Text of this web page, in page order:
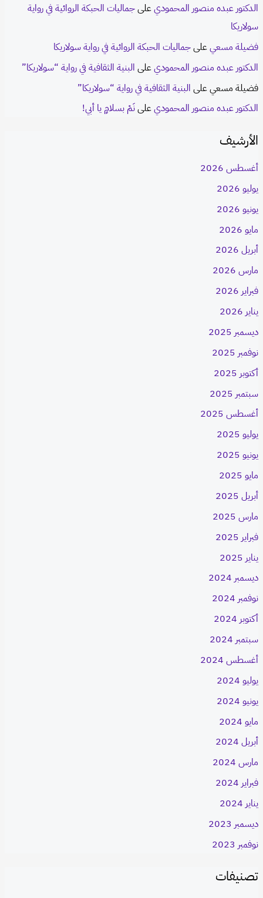
الدكتور عبده منصور المحموديعلىجماليات الحبكة الروائية في رواية
سولاريكا
فضيلة مسعيعلىجماليات الحبكة الروائية في رواية سولاريكا
الدكتور عبده منصور المحموديعلى البنية الثقافية في رواية “سولاريكا”
فضيلة مسعيعلى البنية الثقافية في رواية “سولاريكا”
الدكتور عبده منصور المحموديعلىنَمْ بسلامٍ يا أبي!
الأرشيف
أغسطس 2026
يوليو 2026
يونيو 2026
مايو 2026
أبريل 2026
مارس 2026
فبراير 2026
يناير 2026
ديسمبر 2025
نوفمبر 2025
أكتوبر 2025
سبتمبر 2025
أغسطس 2025
يوليو 2025
يونيو 2025
مايو 2025
أبريل 2025
مارس 2025
فبراير 2025
يناير 2025
ديسمبر 2024
نوفمبر 2024
أكتوبر 2024
سبتمبر 2024
أغسطس 2024
يوليو 2024
يونيو 2024
مايو 2024
أبريل 2024
مارس 2024
فبراير 2024
يناير 2024
ديسمبر 2023
نوفمبر 2023
تصنيفات